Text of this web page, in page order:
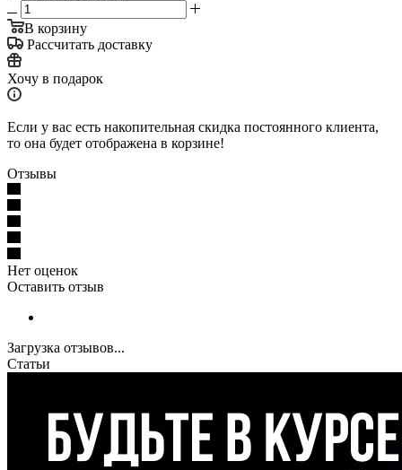
В корзину
Рассчитать доставку
Хочу в подарок
Если у вас есть накопительная скидка постоянного клиента,
то она будет отображена в корзине!
Отзывы
Нет оценок
Оставить отзыв
Загрузка отзывов...
Статьи